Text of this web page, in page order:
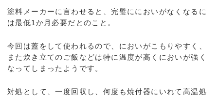
塗料メーカーに言わせると、完璧ににおいがなくなるに
は最低1か月必要だとのこと。
今回は蓋をして使われるので、においがこもりやすく、
また炊き立てのご飯などは特に温度が高くにおいが強く
なってしまったようです。
対処として、一度回収し、何度も焼付器にいれて高温処